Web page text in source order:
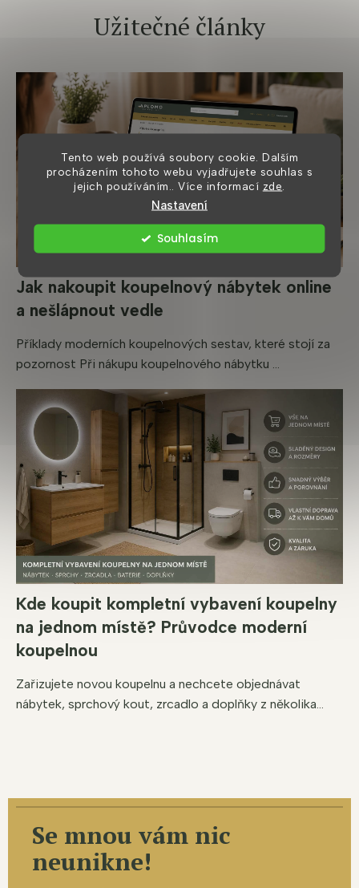
Tento web používá soubory cookie. Dalším
procházením tohoto webu vyjadřujete souhlas s
jejich používáním.. Více informací zde
Nastavení
Souhlasím
Užitečné články
Jak nakoupit koupelnový nábytek online
a nešlápnout vedle
Příklady moderních koupelnových sestav, které stojí za
pozornost Při nákupu koupelnového nábytku ...
Kde koupit kompletní vybavení koupelny
na jednom místě? Průvodce moderní
koupelnou
Zařizujete novou koupelnu a nechcete objednávat
nábytek, sprchový kout, zrcadlo a doplňky z několika...
Se mnou vám nic
neunikne!